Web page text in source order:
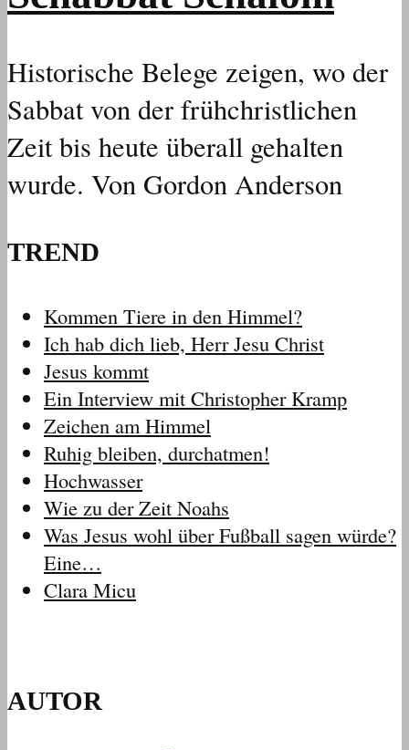
Historische Belege zeigen, wo der
Sabbat von der frühchristlichen
Zeit bis heute überall gehalten
wurde. Von Gordon Anderson
TREND
Kommen Tiere in den Himmel?
Ich hab dich lieb, Herr Jesu Christ
Jesus kommt
Ein Interview mit Christopher Kramp
Zeichen am Himmel
Ruhig bleiben, durchatmen!
Hochwasser
Wie zu der Zeit Noahs
Was Jesus wohl über Fußball sagen würde?
Eine…
Clara Micu
AUTOR